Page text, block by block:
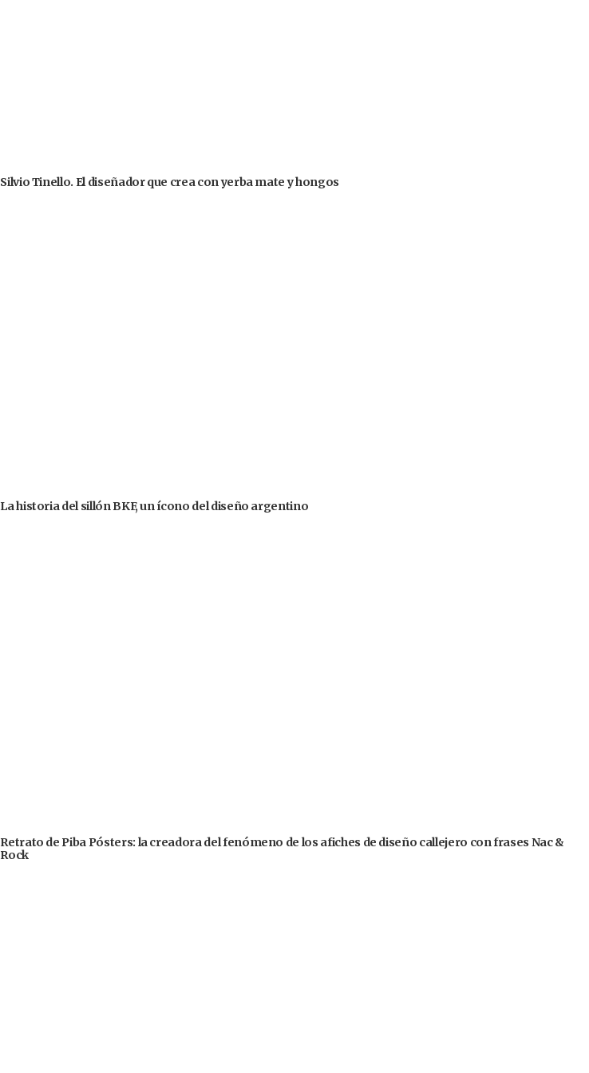
Silvio Tinello. El diseñador que crea con yerba mate y hongos
La historia del sillón BKF, un ícono del diseño argentino
Retrato de Piba Pósters: la creadora del fenómeno de los afiches de diseño callejero con frases Nac &
Rock